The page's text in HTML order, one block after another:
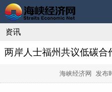
资讯
两岸人士福州共议低碳合
海峡经济网 发布